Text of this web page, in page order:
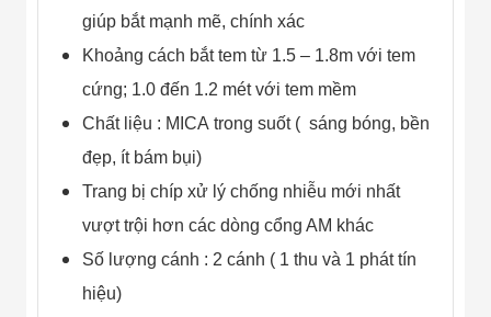
Máy
Logistics
Tin Tức
Tin Khuyến Mãi
Tin Tuyển Dụng
Liên Hệ
giúp bắt mạnh mẽ, chính xác
Khoảng cách bắt tem từ 1.5 – 1.8m với tem
cứng; 1.0 đến 1.2 mét với tem mềm
Chất liệu : MICA trong suốt ( sáng bóng, bền
đẹp, ít bám bụi)
Trang bị chíp xử lý chống nhiễu mới nhất
vượt trội hơn các dòng cổng AM khác
Số lượng cánh : 2 cánh ( 1 thu và 1 phát tín
hiệu)